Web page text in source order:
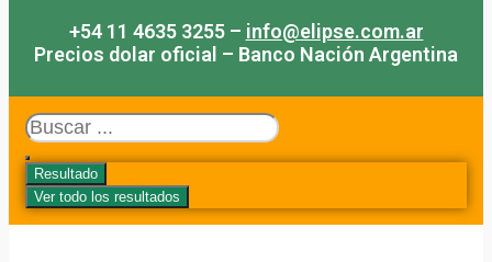
+54 11 4635 3255 – info@elipse.com.ar
Precios dolar oficial – Banco Nación Argentina
Search
...
Resultado
Ver todo los resultados